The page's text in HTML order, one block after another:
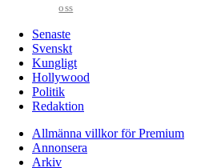
oss
Senaste
Svenskt
Kungligt
Hollywood
Politik
Redaktion
Allmänna villkor för Premium
Annonsera
Arkiv